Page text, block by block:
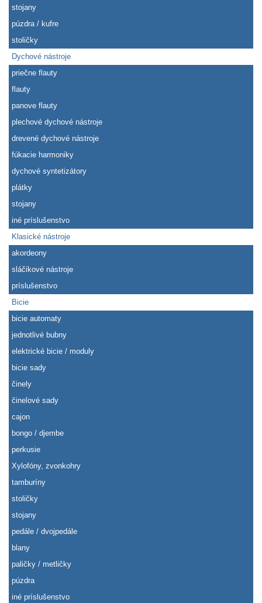
stojany
púzdra / kufre
stoličky
Dychové nástroje
priečne flauty
flauty
panove flauty
plechové dychové nástroje
drevené dychové nástroje
fúkacie harmoniky
dychové syntetizátory
plátky
stojany
iné príslušenstvo
Klasické nástroje
akordeony
sláčikové nástroje
príslušenstvo
Bicie
bicie automaty
jednotlivé bubny
elektrické bicie / moduly
bicie sady
činely
činelové sady
cajon
bongo / djembe
perkusie
Xylofóny, zvonkohry
tamburíny
stoličky
stojany
pedále / dvojpedále
blany
paličky / metličky
púzdra
iné príslušenstvo